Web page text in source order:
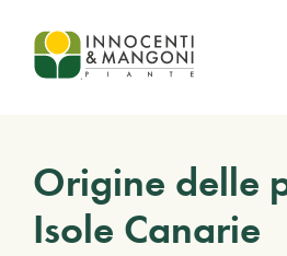
Skip to main content
Origine delle
Isole Canarie